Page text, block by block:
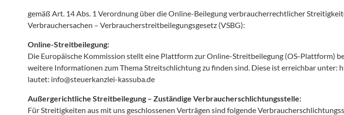
gemäß Art. 14 Abs. 1 Verordnung über die Online-Beilegung verbraucherrechtlicher
Verbrauchersachen – Verbraucherstreitbeilegungsgesetz (VSBG):
Online-Streitbeilegung:
Die Europäische Kommission stellt eine Plattform zur Online-Streitbeilegung (OS-Plattform)
weitere Informationen zum Thema Streitschlichtung zu finden sind. Diese ist erreichbar unter:
lautet: info@steuerkanzlei-kassuba.de
Außergerichtliche Streitbeilegung – Zuständige Verbraucherschlichtungsstelle:
Für Streitigkeiten aus mit uns geschlossenen Verträgen sind folgende